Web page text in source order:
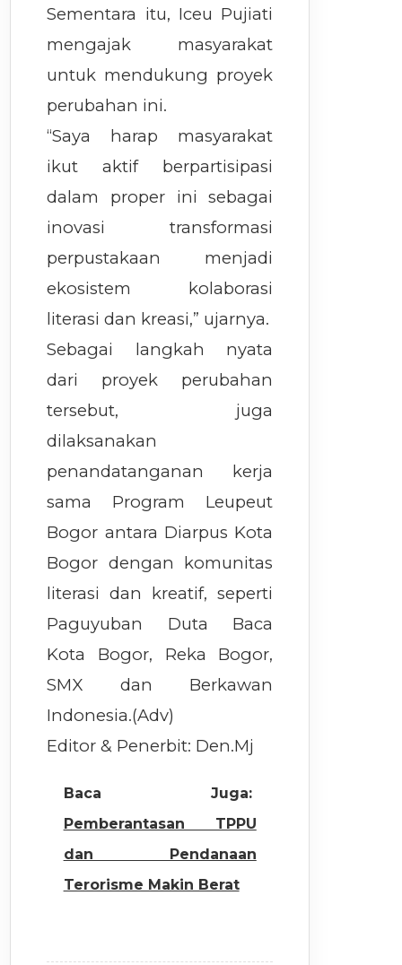
Sementara itu, Iceu Pujiati
mengajak masyarakat
untuk mendukung proyek
perubahan ini.
“Saya harap masyarakat
ikut aktif berpartisipasi
dalam proper ini sebagai
inovasi transformasi
perpustakaan menjadi
ekosistem kolaborasi
literasi dan kreasi,” ujarnya.
Sebagai langkah nyata
dari proyek perubahan
tersebut, juga
dilaksanakan
penandatanganan kerja
sama Program Leupeut
Bogor antara Diarpus Kota
Bogor dengan komunitas
literasi dan kreatif, seperti
Paguyuban Duta Baca
Kota Bogor, Reka Bogor,
SMX dan Berkawan
Indonesia.(Adv)
Editor & Penerbit: Den.Mj
Baca Juga:
Pemberantasan TPPU
dan Pendanaan
Terorisme Makin Berat